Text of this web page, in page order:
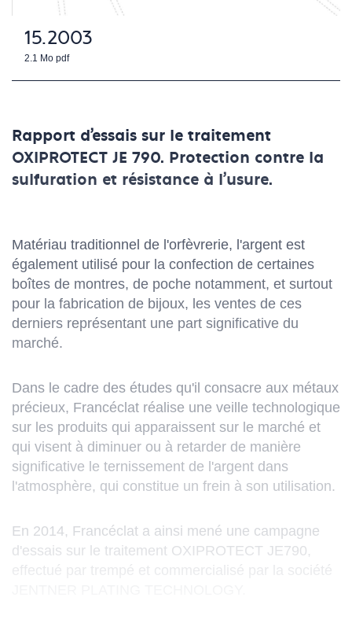
15.2003
2.1 Mo pdf
Rapport d'essais sur le traitement
OXIPROTECT JE 790. Protection contre la
sulfuration et résistance à l'usure.
Matériau traditionnel de l'orfèvrerie, l'argent est
également utilisé pour la confection de certaines
boîtes de montres, de poche notamment, et surtout
pour la fabrication de bijoux, les ventes de ces
derniers représentant une part significative du
marché.
Dans le cadre des études qu'il consacre aux métaux
précieux, Francéclat réalise une veille technologique
sur les produits qui apparaissent sur le marché et
qui visent à diminuer ou à retarder de manière
significative le ternissement de l'argent dans
l'atmosphère, qui constitue un frein à son utilisation.
En 2014, Francéclat a ainsi mené une campagne
d'essais sur le traitement OXIPROTECT JE790,
effectué par trempé et commercialisé par la société